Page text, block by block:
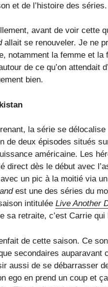
et de l’histoire des séries.
avant de voir cette
allait se renouveler. Je ne
notamment la femme et
de ce qu’on attendait
bien.
la série se
de deux épisodes situés
américaine. Les
direct dès le début avec
un pic à la moitié via
est une des séries du
intitulée Live Another
sa retraite, c’est Carrie qui
de cette saison. Ce
secondaires
aussi de se débarrasser
ego en prend un coup et